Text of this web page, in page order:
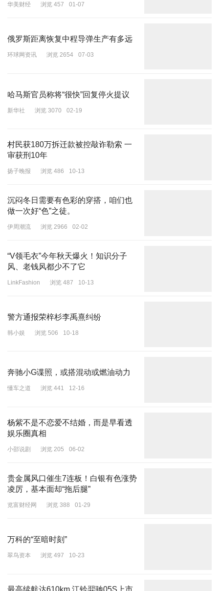
华美财经 浏览 457 01-07
俄罗斯距离恢复中程导弹生产有多远
环球网资讯 浏览 2654 07-03
哈马斯官员称将“很快”回复停火提议
新华社 浏览 3070 02-19
村民获180万拆迁款被控敲诈勒索 一
审获刑10年
扬子晚报 浏览 486 10-13
沉闷冬日需要有色彩的穿搭，咱们也
做一次好“色”之徒。
伊周潮流 浏览 2966 02-02
“V领毛衣”今年秋天爆火！知识分子
风、老钱风都少不了它
LinkFashion 浏览 487 10-13
警方通报荣梓杉李禹熹纠纷
韩小娱 浏览 506 10-18
奔驰小G谍照，或搭混动或燃油动力
懂车之道 浏览 441 12-16
杨紫不是不恋爱不结婚，而是早看透
娱乐圈真相
小邵说剧 浏览 205 06-02
贵金属风口催生7连板！白银有色涨势
凌厉，基本面却“拖后腿”
览富财经网 浏览 388 01-29
万科的“至暗时刻”
翠鸟资本 浏览 497 10-23
最高续航达610km 江铃羿驰05S上市